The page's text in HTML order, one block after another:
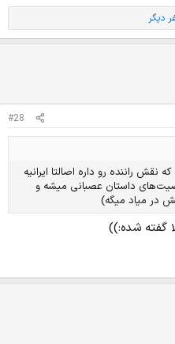
#28
داستان عصبانی میشه و
در میاد میگه)
گفته شده:‌))